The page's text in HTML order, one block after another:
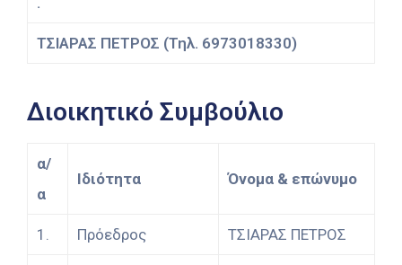
ΤΣΙΑΡΑΣ ΠΕΤΡΟΣ (Τηλ. 6973018330)
Διοικητικό Συμβούλιο
α/
α
Ιδιότητα Όνομα & επώνυμο
1. Πρόεδρος ΤΣΙΑΡΑΣ ΠΕΤΡΟΣ